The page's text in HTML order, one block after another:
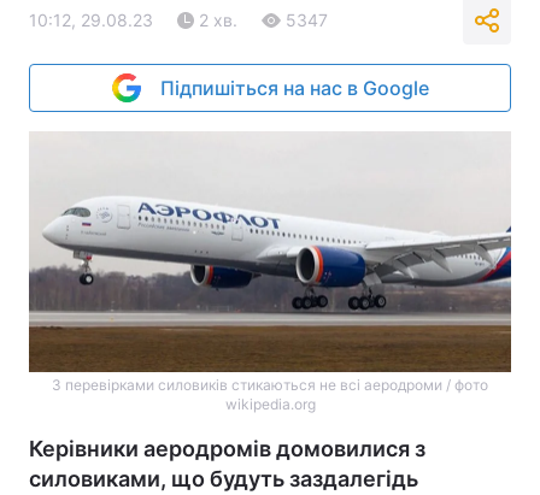
10:12, 29.08.23 2 хв. 5347
Підпишіться на нас в Google
З перевірками силовиків стикаються не всі аеродроми / фото
wikipedia.org
Керівники аеродромів домовилися з
силовиками, що будуть заздалегідь